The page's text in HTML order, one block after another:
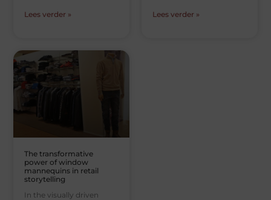
Lees verder » Lees verder »
The transformative
power of window
mannequins in retail
storytelling
In the visually driven